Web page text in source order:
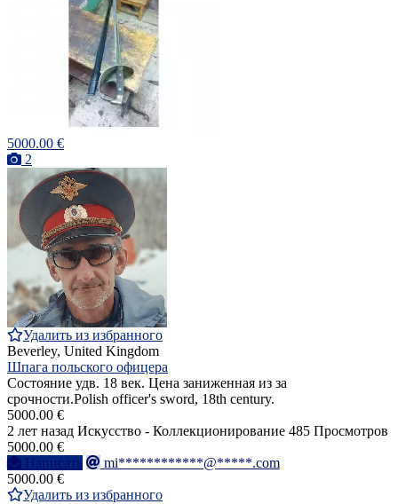
5000.00 €
2
Удалить из избранного
Beverley, United Kingdom
Шпага польского офицера
Состояние удв. 18 век. Цена заниженная из за
срочности.Polish officer's sword, 18th century.
5000.00 €
2 лет назад Искусство - Коллекционирование 485 Просмотров
5000.00 €
Написать
mi************@*****.com
5000.00 €
Удалить из избранного